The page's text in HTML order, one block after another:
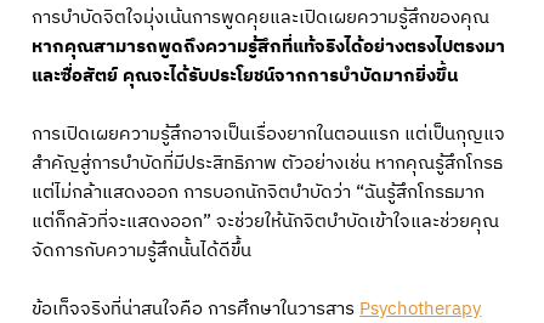
การบำบัดจิตใจมุ่งเน้นการพูดคุยและเปิดเผยความรู้สึกของคุณ
หากคุณสามารถพูดถึงความรู้สึกที่แท้จริงได้อย่างตรงไปตรงมา
และซื่อสัตย์ คุณจะได้รับประโยชน์จากการบำบัดมากยิ่งขึ้น
การเปิดเผยความรู้สึกอาจเป็นเรื่องยากในตอนแรก แต่เป็นกุญแจ
สำคัญสู่การบำบัดที่มีประสิทธิภาพ ตัวอย่างเช่น หากคุณรู้สึกโกรธ
แต่ไม่กล้าแสดงออก การบอกนักจิตบำบัดว่า “ฉันรู้สึกโกรธมาก
แต่ก็กลัวที่จะแสดงออก” จะช่วยให้นักจิตบำบัดเข้าใจและช่วยคุณ
จัดการกับความรู้สึกนั้นได้ดีขึ้น
ข้อเท็จจริงที่น่าสนใจคือ การศึกษาในวารสารPsychotherapy